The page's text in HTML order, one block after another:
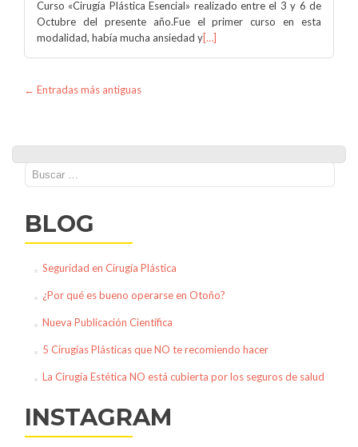
Curso «Cirugía Plástica Esencial» realizado entre el 3 y 6 de
Octubre del presente año.Fue el primer curso en esta
modalidad, había mucha ansiedad y[…]
Ir a las entradas
← Entradas más antiguas
Buscar:
BLOG
Seguridad en Cirugía Plástica
¿Por qué es bueno operarse en Otoño?
Nueva Publicación Científica
5 Cirugías Plásticas que NO te recomiendo hacer
La Cirugía Estética NO está cubierta por los seguros de salud
INSTAGRAM